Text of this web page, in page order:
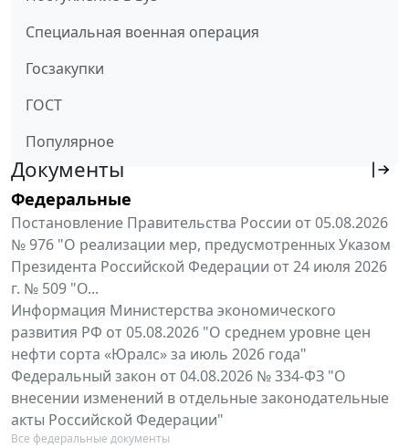
Специальная военная операция
Госзакупки
ГОСТ
Популярное
Документы
Федеральные
Постановление Правительства России от 05.08.2026
№ 976 "О реализации мер, предусмотренных Указом
Президента Российской Федерации от 24 июля 2026
г. № 509 "О...
Информация Министерства экономического
развития РФ от 05.08.2026 "О среднем уровне цен
нефти сорта «Юралс» за июль 2026 года"
Федеральный закон от 04.08.2026 № 334-ФЗ "О
внесении изменений в отдельные законодательные
акты Российской Федерации"
Все федеральные документы